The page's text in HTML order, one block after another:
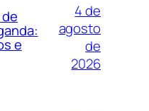
e
4 de
agosto
de
2026